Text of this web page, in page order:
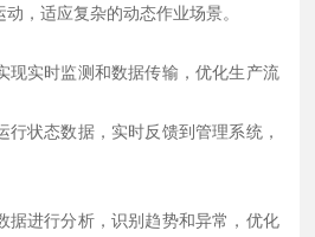
，适应复杂的动态作业场景。
现实时监测和数据传输，优化生产流
状态数据，实时反馈到管理系统，
据进行分析，识别趋势和异常，优化